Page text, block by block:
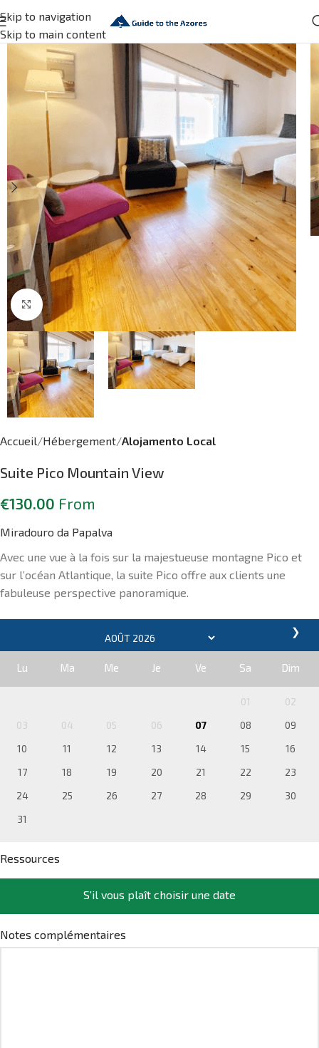
Skip to navigation
Skip to main content
Click to enlarge
Accueil Hébergement Alojamento Local
Suite Pico Mountain View
€130.00 From
Miradouro da Papalva
Avec une vue à la fois sur la majestueuse montagne Pico et
sur l’océan Atlantique, la suite Pico offre aux clients une
fabuleuse perspective panoramique.
❯
Lu Ma Me Je Ve Sa Dim
01
02
03
04 05 06 07 08
09
10
11 12 13 14 15
16
17
18 19 20 21 22
23
24
25 26 27 28 29
30
31
Ressources
S'il vous plaît choisir une date
Notes complémentaires